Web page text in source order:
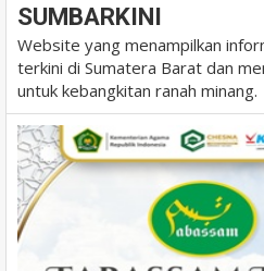
SUMBARKINI
Website yang menampilkan
terkini di Sumatera Barat dan
untuk kebangkitan ranah minang.